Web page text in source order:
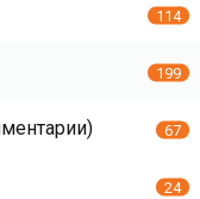
114
199
67
24